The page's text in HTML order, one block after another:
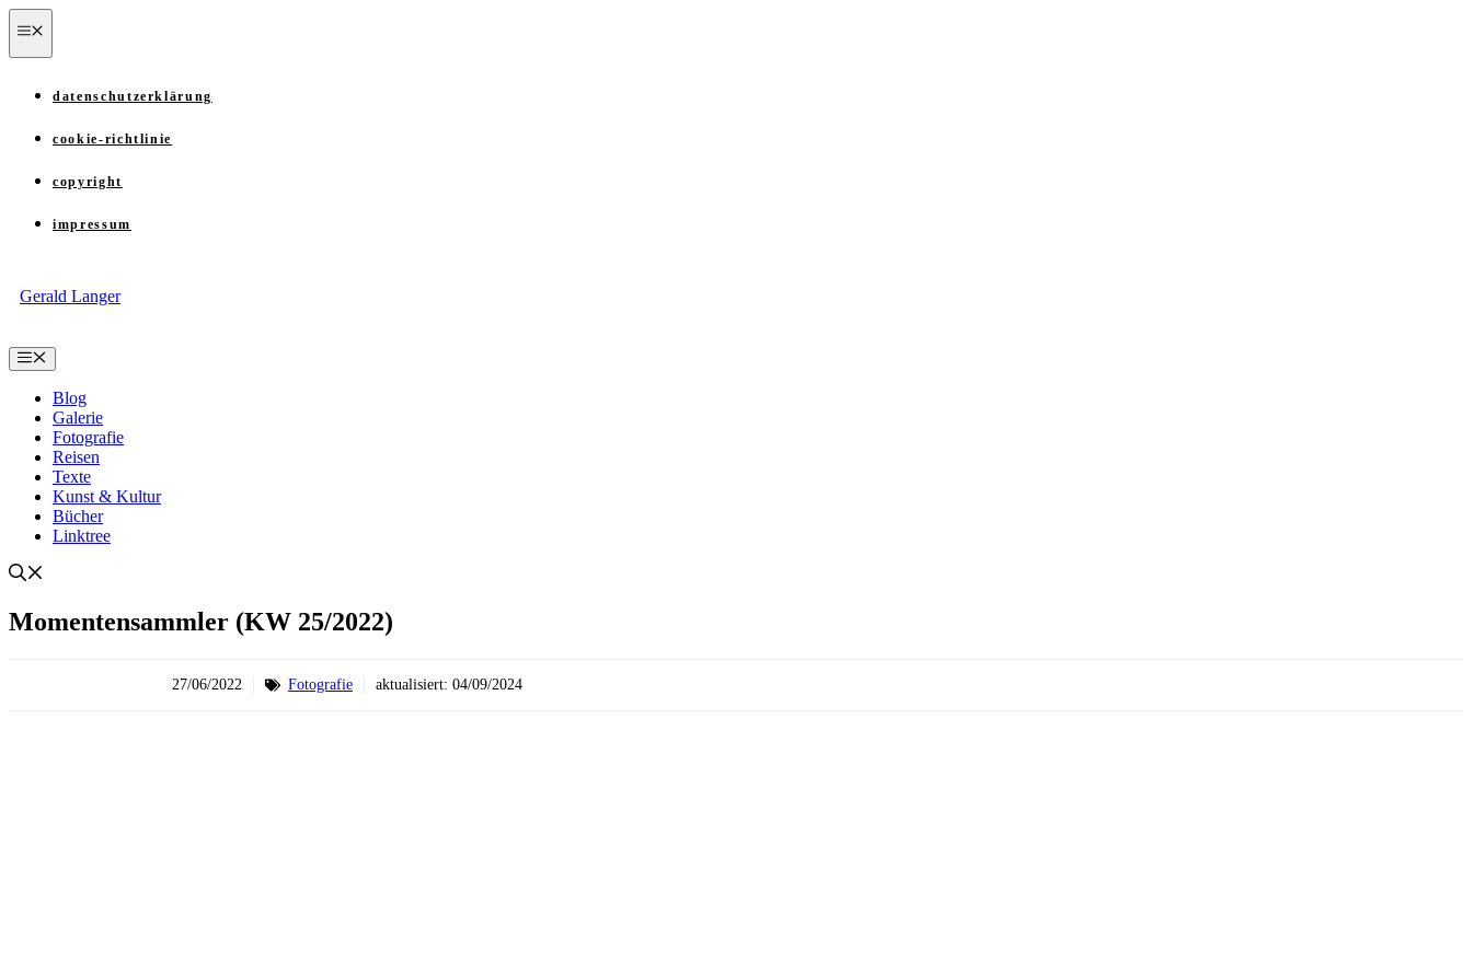
Zum
Inhalt
springen
datenschutzerklärung
cookie-richtlinie
copyright
impressum
Gerald Langer
Menü
Blog
Galerie
Fotografie
Reisen
Texte
Kunst & Kultur
Bücher
Linktree
Momentensammler (KW 25/2022)
27/06/2022 Fotografie aktualisiert: 04/09/2024